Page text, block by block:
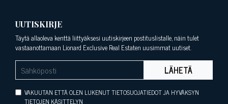
UUTISKIRJE
Täytä allaoleva kenttä liittyäksesi uutiskirjeen postituslistalle, näin tulet
vastaanottamaan Lionard Exclusive Real Estaten uusimmat uutiset.
LÄHETÄ
VAKUUTAN ETTÄ OLEN LUKENUT TIETOSUOJATIEDOT JA HYVÄKSYN
TIETOJEN KÄSITTELYN